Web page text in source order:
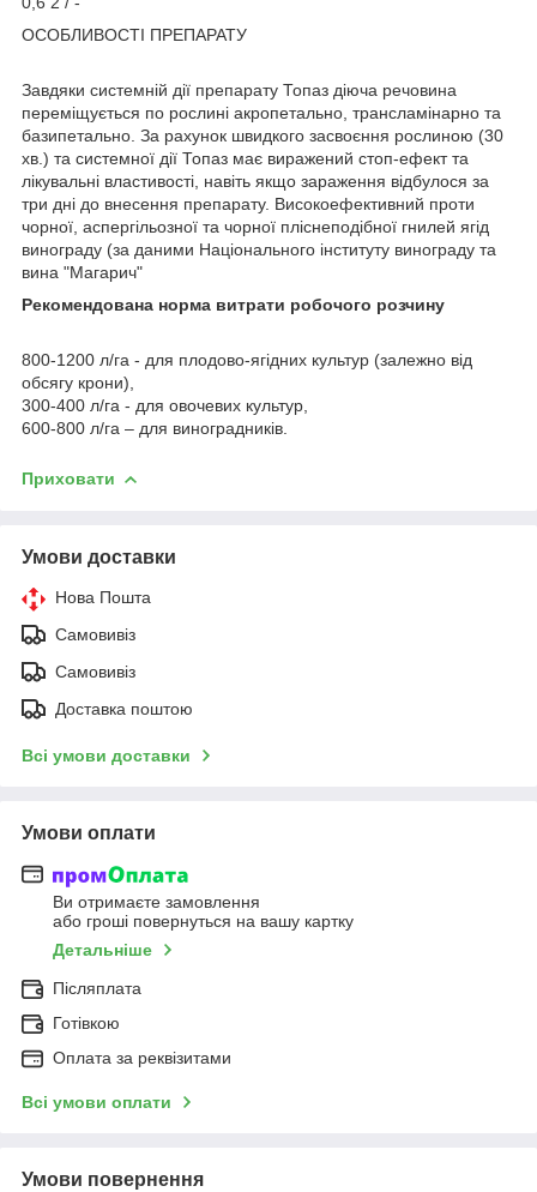
ОСОБЛИВОСТІ ПРЕПАРАТУ
Завдяки системній дії препарату Топаз діюча речовина
переміщується по рослині акропетально, трансламінарно та
базипетально. За рахунок швидкого засвоєння рослиною (30
хв.) та системної дії Топаз має виражений стоп-ефект та
лікувальні властивості, навіть якщо зараження відбулося за
три дні до внесення препарату. Високоефективний проти
чорної, аспергільозної та чорної пліснеподібної гнилей ягід
винограду (за даними Національного інституту винограду та
вина "Магарич"
Рекомендована норма витрати робочого розчину
800-1200 л/га - для плодово-ягідних культур (залежно від
обсягу крони),
300-400 л/га - для овочевих культур,
600-800 л/га – для виноградників.
Приховати
Умови доставки
Нова Пошта
Самовивіз
Самовивіз
Доставка поштою
Всі умови доставки
Умови оплати
Ви отримаєте замовлення
або гроші повернуться на вашу картку
Детальніше
Післяплата
Готівкою
Оплата за реквізитами
Всі умови оплати
Умови повернення